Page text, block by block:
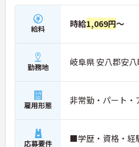
給料 時給1,069円～
勤務地 岐阜県 安八郡安
雇用形態 非常勤・パート・
応募要件 ■学歴・資格・経